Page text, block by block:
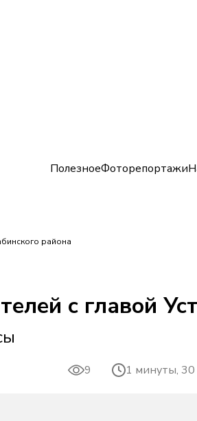
ПолезноеФоторепортажи
района
с главой
9 1 минуты, 30